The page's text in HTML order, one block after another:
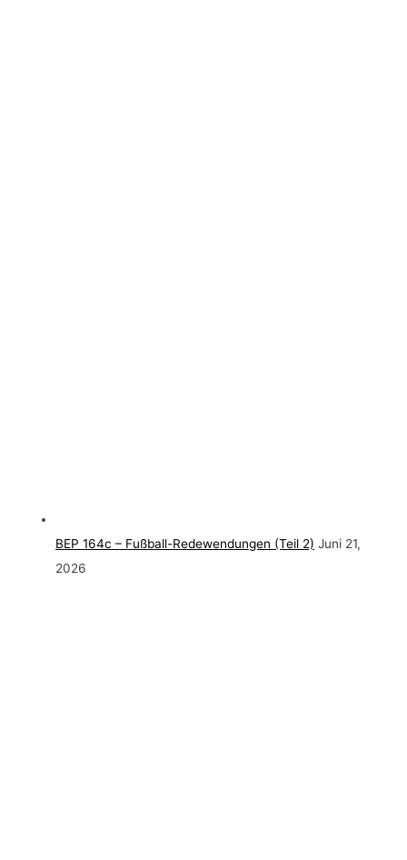
BEP 164c – Fußball-Redewendungen (Teil 2) Juni 21,
2026